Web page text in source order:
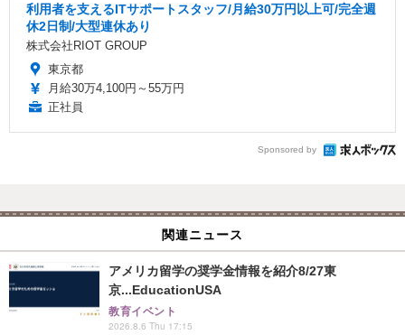
利用者を支えるITサポートスタッフ/月給30万円以上可/完全週
休2日制/大型連休あり
株式会社RIOT GROUP
東京都
月給30万4,100円～55万円
正社員
Sponsored by
関連ニュース
アメリカ留学の奨学金情報を紹介8/27東
京...EducationUSA
教育イベント
2026.8.6 Thu 17:15